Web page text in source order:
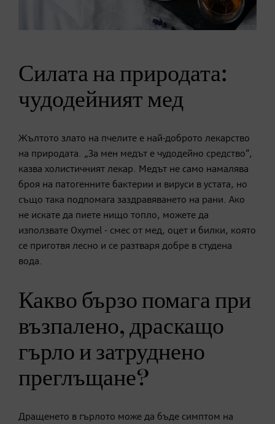
Силата на природата:
чудодейният мед
Жълтото злато на пчелите е най-доброто лекарство
на природата. „За мен медът е чудодейно средство“,
казва холистичният лекар. Медът не само намалява
броя на патогенните бактерии и вируси в устата, но
също така подпомага заздравяването на рани. Ако
не искате да пиете нищо топло, можете да
използвате Oxymel - смес от мед, оцет и билки, която
се приготвя лесно и се разтваря добре в студена
вода.
Какво бързо помага при
възпалено, драскащо
гърло и затруднено
преглъщане?
Дращенето в гърлото може да бъде симптом на